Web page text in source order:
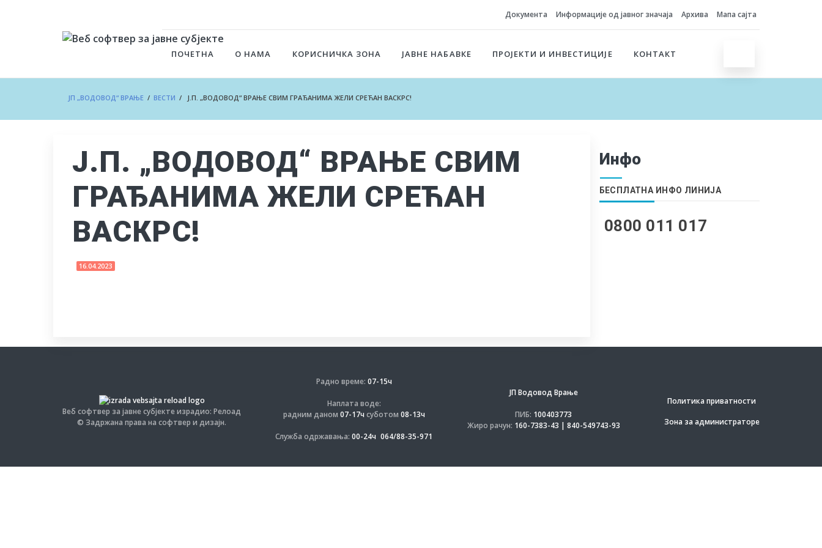
Документа Информације од јавног значаја Архива Мапа сајта
ПОЧЕТНА О НАМА КОРИСНИЧКА ЗОНА ЈАВНЕ НАБАВКЕ ПРОЈЕКТИ И ИНВЕСТИЦИЈЕ КОНТАКТ
ЈП „ВОДОВОД“ ВРАЊЕ / ВЕСТИ / Ј.П. „ВОДОВОД“ ВРАЊЕ СВИМ ГРАЂАНИМА ЖЕЛИ СРЕЋАН ВАСКРС!
Ј.П. „ВОДОВОД“ ВРАЊЕ СВИМ
ГРАЂАНИМА ЖЕЛИ СРЕЋАН
ВАСКРС!
16.04.2023
Инфо
БЕСПЛАТНА ИНФО ЛИНИЈА
0800 011 017
Политика приватности
Зона за администраторе
Радно време: 07-15ч
Наплата воде:
радним даном 07-17ч суботом 08-13ч
Служба одржавања: 00-24ч 064/88-35-971
ЈП Водовод Врање
ПИБ: 100403773
Жиро рачун: 160-7383-43 | 840-549743-93
Веб софтвер за јавне субјекте израдио: Релоад
© Задржана права на софтвер и дизајн.